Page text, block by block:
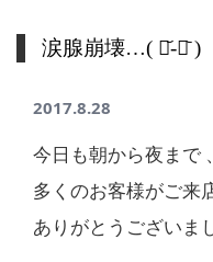
涙腺崩壊…( ･᷄-･᷅ )
2017.8.28
今日も朝から夜まで 、
多くのお客様がご
ありがとうございま